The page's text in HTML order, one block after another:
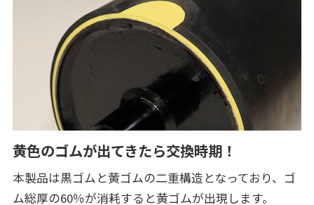
黄色のゴムが出てきたら交換時期！
本製品は黒ゴムと黄ゴムの二重構造となっており、ゴ
ム総厚の60％が消耗すると黄ゴムが出現します。